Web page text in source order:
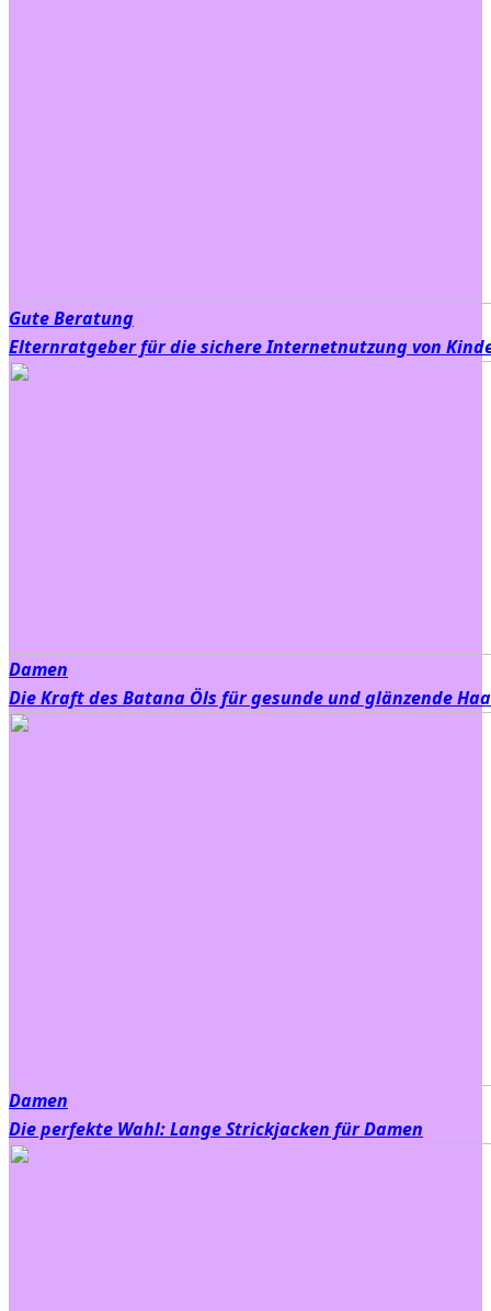
Gute Beratung
Elternratgeber für die sichere Internetnutzung von
Damen
Die Kraft des Batana Öls für gesunde und glänzende
Damen
Die perfekte Wahl: Lange Strickjacken für Damen